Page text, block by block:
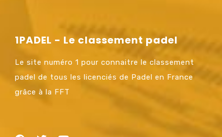
1PADEL - Le classement padel
Le site numéro 1 pour connaitre le classement
padel de tous les licenciés de Padel en France
grâce à la FFT